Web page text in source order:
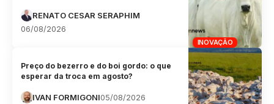
INOVAÇÃO
RENATO CESAR SERAPHIM
06/08/2026
Preço do bezerro e do boi gordo: o que
esperar da troca em agosto?
IVAN FORMIGONI05/08/2026